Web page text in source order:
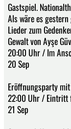
Gastspiel.
Als wäre es gestern
Lieder zum
Gewalt von Ayşe
20:00 Uhr / Im
20 Sep
Eröffnungsparty
22:00 Uhr / Eintritt
21 Sep